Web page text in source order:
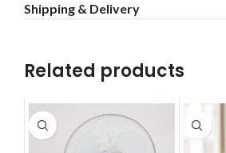
Shipping & Delivery
Related products